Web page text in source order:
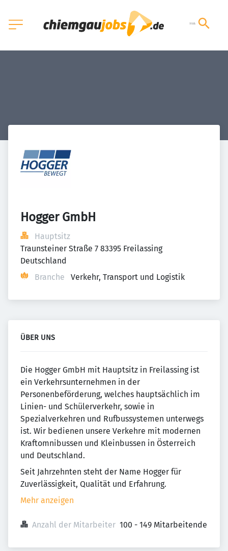
Hogger GmbH
Hauptsitz
Traunsteiner Straße 7 83395 Freilassing
Deutschland
Branche
Verkehr, Transport und Logistik
ÜBER UNS
Die Hogger GmbH mit Hauptsitz in Freilassing ist
ein Verkehrsunternehmen in der
Personenbeförderung, welches hauptsächlich im
Linien- und Schülerverkehr, sowie in
Spezialverkehren und Rufbussystemen unterwegs
ist. Wir bedienen unsere Verkehre mit modernen
Kraftomnibussen und Kleinbussen in Österreich
und Deutschland.
Seit Jahrzehnten steht der Name Hogger für
Zuverlässigkeit, Qualität und Erfahrung.
Mehr anzeigen
Anzahl der Mitarbeiter 100 - 149 Mitarbeitende